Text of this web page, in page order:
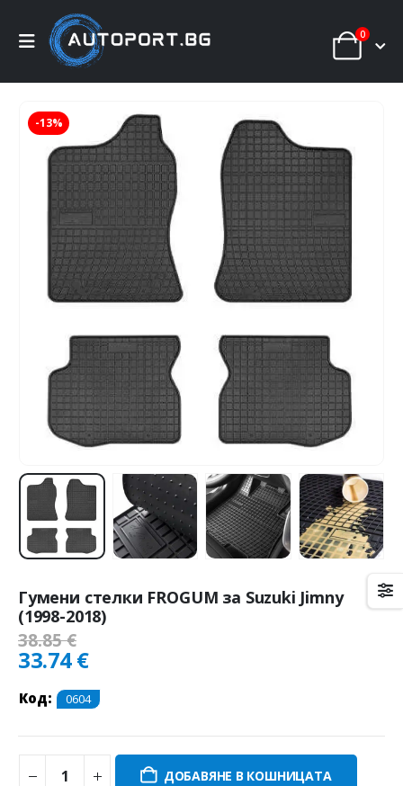
0
-13%
Гумени стелки FROGUM за Suzuki Jimny
(1998-2018)
38.85€
33.74€
Код: 0604
ДОБАВЯНЕ В КОШНИЦАТА